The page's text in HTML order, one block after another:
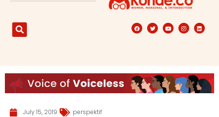
July 15, 2019 perspektif